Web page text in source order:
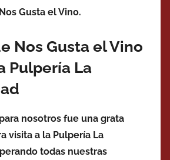
Gusta el Vino.
Nos Gusta el Vino
Pulpería La
nosotros fue una grata
visita a la Pulpería La
todas nuestras